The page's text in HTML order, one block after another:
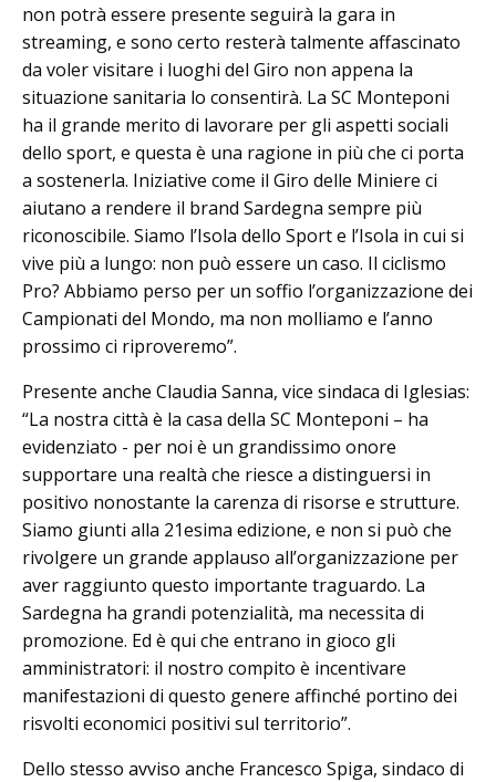
non potrà essere presente seguirà la gara in
streaming, e sono certo resterà talmente affascinato
da voler visitare i luoghi del Giro non appena la
situazione sanitaria lo consentirà. La SC Monteponi
ha il grande merito di lavorare per gli aspetti sociali
dello sport, e questa è una ragione in più che ci porta
a sostenerla. Iniziative come il Giro delle Miniere ci
aiutano a rendere il brand Sardegna sempre più
riconoscibile. Siamo l’Isola dello Sport e l’Isola in cui si
vive più a lungo: non può essere un caso. Il ciclismo
Pro? Abbiamo perso per un soffio l’organizzazione dei
Campionati del Mondo, ma non molliamo e l’anno
prossimo ci riproveremo”.
Presente anche Claudia Sanna, vice sindaca di Iglesias:
“La nostra città è la casa della SC Monteponi – ha
evidenziato - per noi è un grandissimo onore
supportare una realtà che riesce a distinguersi in
positivo nonostante la carenza di risorse e strutture.
Siamo giunti alla 21esima edizione, e non si può che
rivolgere un grande applauso all’organizzazione per
aver raggiunto questo importante traguardo. La
Sardegna ha grandi potenzialità, ma necessita di
promozione. Ed è qui che entrano in gioco gli
amministratori: il nostro compito è incentivare
manifestazioni di questo genere affinché portino dei
risvolti economici positivi sul territorio”.
Dello stesso avviso anche Francesco Spiga, sindaco di